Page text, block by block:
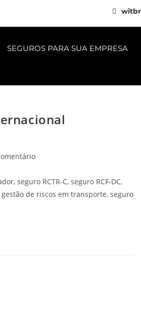
SEGUROS PARA SUA EMPRESA
seguro RCTR-C, seguro RCF-DC,
de riscos em transporte, seguro